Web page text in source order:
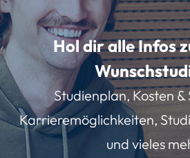
Hol dir alle Infos
Studienplan, Kosten
Karrieremöglichkeiten,
und vieles